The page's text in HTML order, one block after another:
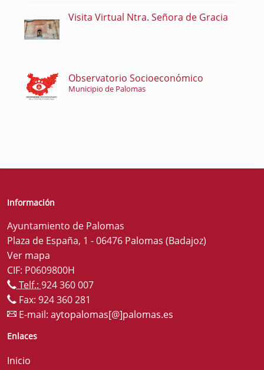
Visita Virtual Ntra. Señora de Gracia
Observatorio Socioeconómico
Municipio de Palomas
Información
Ayuntamiento de Palomas
Plaza de España, 1 - 06476 Palomas (Badajoz)
Ver mapa
CIF: P0609800H
Telf.: 924 360 007
Fax: 924 360 281
E-mail: aytopalomas[@]palomas.es
Enlaces
Inicio